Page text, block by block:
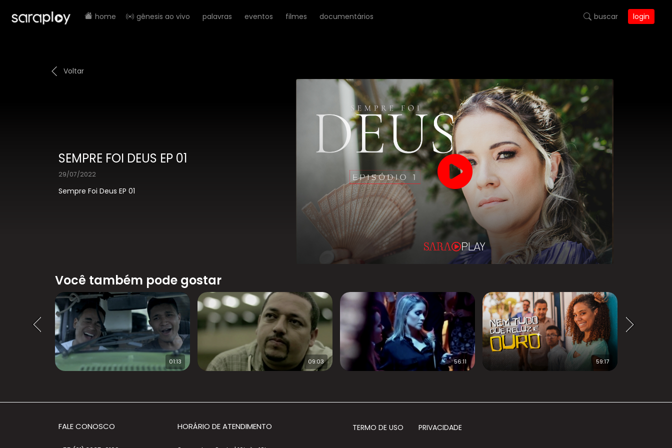
home gênesis ao vivo palavras eventos filmes documentários buscar login
Voltar
SEMPRE FOI DEUS EP 01
29/07/2022
Sempre Foi Deus EP 01
Você também pode gostar
01:13 09:03 56:11 59:17
FALE CONOSCO HORÁRIO DE ATENDIMENTO TERMO DE USO PRIVACIDADE